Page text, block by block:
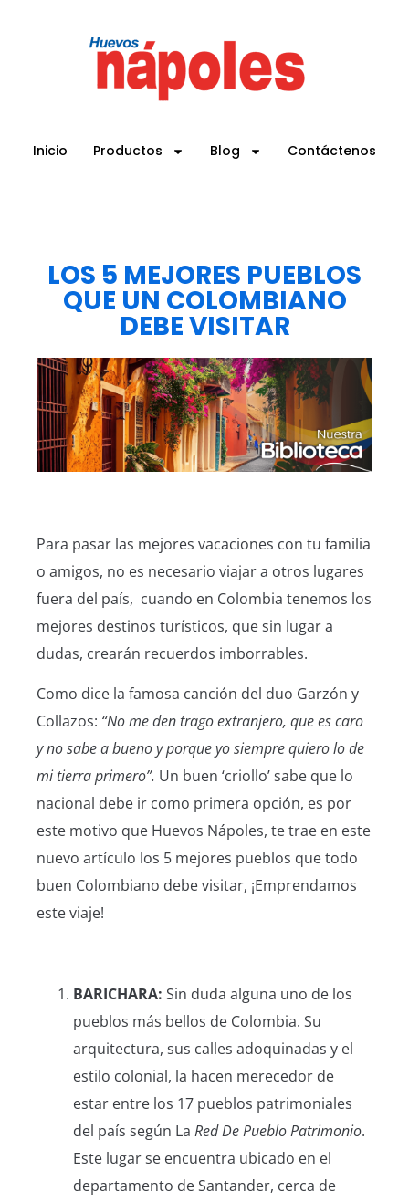
Inicio Productos Blog Contáctenos
LOS 5 MEJORES PUEBLOS
QUE UN COLOMBIANO
DEBE VISITAR
Para pasar las mejores vacaciones con tu familia
o amigos, no es necesario viajar a otros lugares
fuera del país, cuando en Colombia tenemos los
mejores destinos turísticos, que sin lugar a
dudas, crearán recuerdos imborrables.
Como dice la famosa canción del duo Garzón y
Collazos: “No me den trago extranjero, que es caro
y no sabe a bueno y porque yo siempre quiero lo de
mi tierra primero”. Un buen ‘criollo’ sabe que lo
nacional debe ir como primera opción, es por
este motivo que Huevos Nápoles, te trae en este
nuevo artículo los 5 mejores pueblos que todo
buen Colombiano debe visitar, ¡Emprendamos
este viaje!
BARICHARA: Sin duda alguna uno de los
pueblos más bellos de Colombia. Su
arquitectura, sus calles adoquinadas y el
estilo colonial, la hacen merecedor de
estar entre los 17 pueblos patrimoniales
del país según La Red De Pueblo Patrimonio.
Este lugar se encuentra ubicado en el
departamento de Santander, cerca de